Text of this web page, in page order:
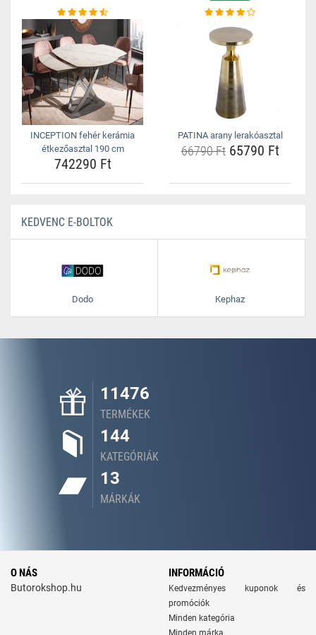
INCEPTION fehér kerámia
étkezőasztal 190 cm
742290 Ft
PATINA arany lerakóasztal
66790 Ft65790 Ft
KEDVENC E-BOLTOK
Dodo Kephaz
11476
TERMÉKEK
144
KATEGÓRIÁK
13
MÁRKÁK
O NÁS
Butorokshop.hu
INFORMÁCIÓ
Kedvezményes kuponok és
promóciók
Minden kategória
Minden márka